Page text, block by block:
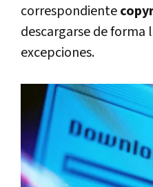
correspondiente
descargarse de forma
excepciones.